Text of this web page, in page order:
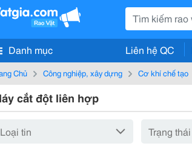
Danh mục Liên hệ QC
Chủ Công nghiệp, xây dựng Cơ khí chế tạo
cắt đột liên hợp